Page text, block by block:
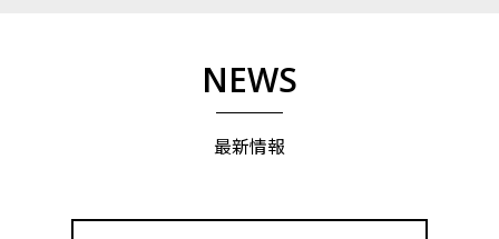
NEWS
最新情報